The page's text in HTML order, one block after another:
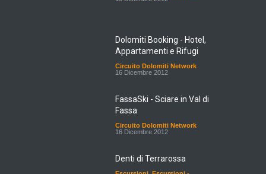
Dolomiti Booking - Hotel,
Appartamenti e Rifugi
Circuito Dolomiti Network
16 Dicembre 2012
FassaSki - Sciare in Val di
Fassa
Circuito Dolomiti Network
16 Dicembre 2012
Denti di Terrarossa